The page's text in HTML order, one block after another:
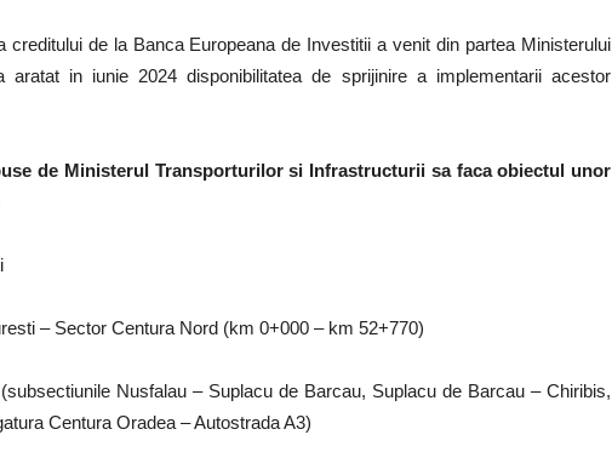
creditului de la Banca Europeana de Investitii a venit din partea Ministerului
aratat in iunie 2024 disponibilitatea de sprijinire a implementarii acestor
de Ministerul Transporturilor si Infrastructurii sa faca obiectul unor
– Sector Centura Nord (km 0+000 – km 52+770)
Nusfalau – Suplacu de Barcau, Suplacu de Barcau – Chiribis,
Centura Oradea – Autostrada A3)